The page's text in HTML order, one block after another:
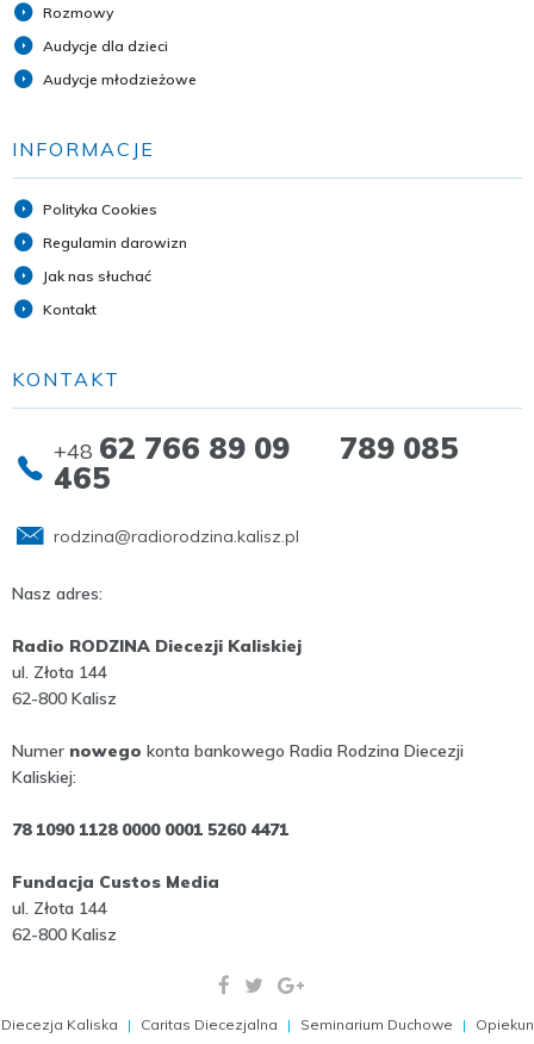
Rozmowy
Audycje dla dzieci
Audycje młodzieżowe
INFORMACJE
Polityka Cookies
Regulamin darowizn
Jak nas słuchać
Kontakt
KONTAKT
+48 62 766 89 09 789 085
465
rodzina@radiorodzina.kalisz.pl
Nasz adres:
Radio RODZINA Diecezji Kaliskiej
ul. Złota 144
62-800 Kalisz
Numer nowego konta bankowego Radia Rodzina Diecezji
Kaliskiej:
78 1090 1128 0000 0001 5260 4471
Fundacja Custos Media
ul. Złota 144
62-800 Kalisz
Diecezja Kaliska Caritas Diecezjalna Seminarium Duchowe Opiekun